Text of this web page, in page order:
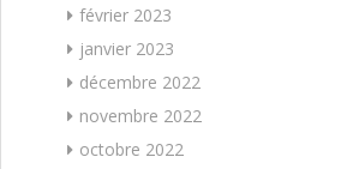
février 2023
janvier 2023
décembre 2022
novembre 2022
octobre 2022